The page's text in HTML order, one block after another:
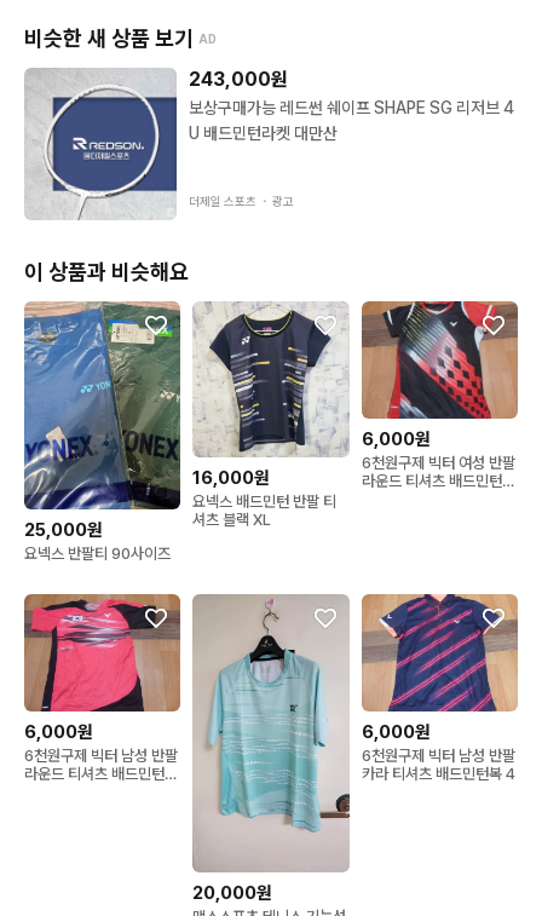
비슷한 새 상품 보기 AD
243,000원
보상구매가능 레드썬 쉐이프 SHAPE SG 리저브 4
U 배드민턴라켓 대만산
더제일 스포츠 ・ 광고
이 상품과 비슷해요
25,000원
요넥스 반팔티 90사이즈
16,000원
요넥스 배드민턴 반팔 티
셔츠 블랙 XL
6,000원
6천원구제 빅터 여성 반팔
라운드 티셔츠 배드민턴복
6,000원
6천원구제 빅터 남성 반팔
라운드 티셔츠 배드민턴복
20,000원
6,000원
6천원구제 빅터 남성 반팔
카라 티셔츠 배드민턴복 4